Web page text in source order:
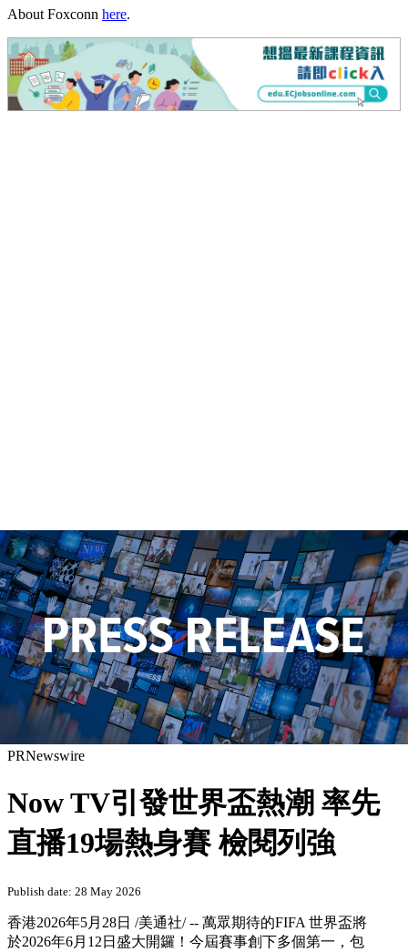
About Foxconn here.
PRNewswire
Now TV引發世界盃熱潮 率先
直播19場熱身賽 檢閱列強
Publish date: 28 May 2026
香港2026年5月28日 /美通社/ -- 萬眾期待的FIFA 世界盃將
於2026年6月12日盛大開鑼！今屆賽事創下多個第一，包